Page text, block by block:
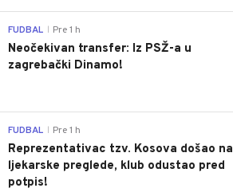
FUDBAL Pre 1 h
Neočekivan transfer: Iz PSŽ-a u
zagrebački Dinamo!
FUDBAL Pre 1 h
Reprezentativac tzv. Kosova došao na
ljekarske preglede, klub odustao pred
potpis!